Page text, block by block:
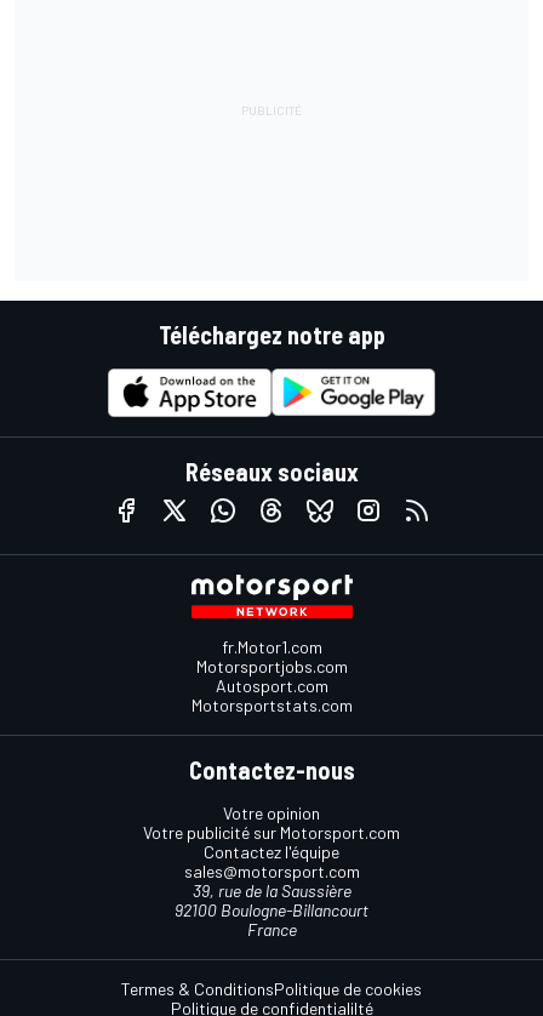
Téléchargez notre app
Réseaux sociaux
fr.Motor1.com
Motorsportjobs.com
Autosport.com
Motorsportstats.com
Contactez-nous
Votre opinion
Votre publicité sur Motorsport.com
Contactez l'équipe
sales@motorsport.com
39, rue de la Saussière
92100 Boulogne-Billancourt
France
Termes & ConditionsPolitique de cookies
Politique de confidentialilté